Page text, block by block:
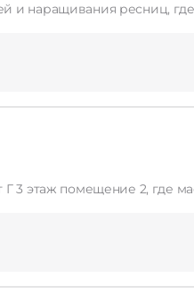
и наращивания ресниц,
Г 3 этаж помещение 2, где